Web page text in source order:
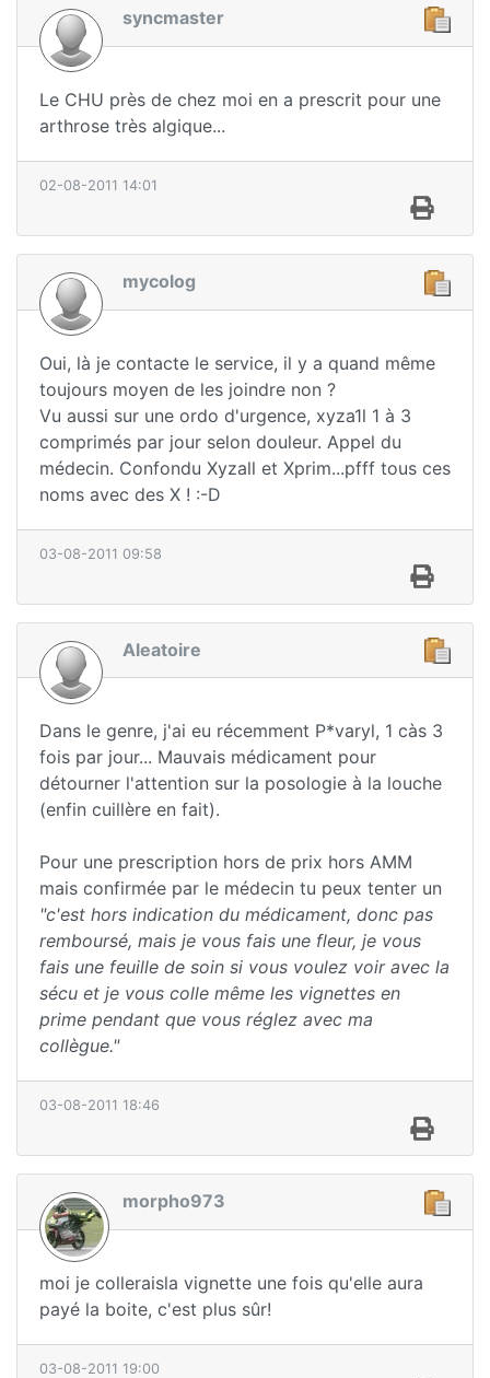
syncmaster
Le CHU près de chez moi en a prescrit pour une
arthrose très algique...
02-08-2011 14:01
mycolog
Oui, là je contacte le service, il y a quand même
toujours moyen de les joindre non ?
Vu aussi sur une ordo d'urgence, xyza1l 1 à 3
comprimés par jour selon douleur. Appel du
médecin. Confondu Xyzall et Xprim...pfff tous ces
noms avec des X ! :-D
03-08-2011 09:58
Aleatoire
Dans le genre, j'ai eu récemment P*varyl, 1 càs 3
fois par jour... Mauvais médicament pour
détourner l'attention sur la posologie à la louche
(enfin cuillère en fait).
Pour une prescription hors de prix hors AMM
mais confirmée par le médecin tu peux tenter un
"c'est hors indication du médicament, donc pas
remboursé, mais je vous fais une fleur, je vous
fais une feuille de soin si vous voulez voir avec la
sécu et je vous colle même les vignettes en
prime pendant que vous réglez avec ma
collègue."
03-08-2011 18:46
morpho973
moi je colleraisla vignette une fois qu'elle aura
payé la boite, c'est plus sûr!
03-08-2011 19:00